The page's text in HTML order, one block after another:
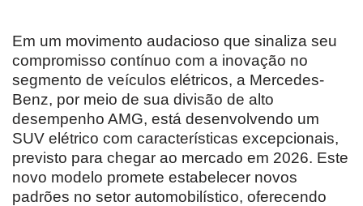
Em um movimento audacioso que sinaliza seu
compromisso contínuo com a inovação no
segmento de veículos elétricos, a Mercedes-
Benz, por meio de sua divisão de alto
desempenho AMG, está desenvolvendo um
SUV elétrico com características excepcionais,
previsto para chegar ao mercado em 2026. Este
novo modelo promete estabelecer novos
padrões no setor automobilístico, oferecendo